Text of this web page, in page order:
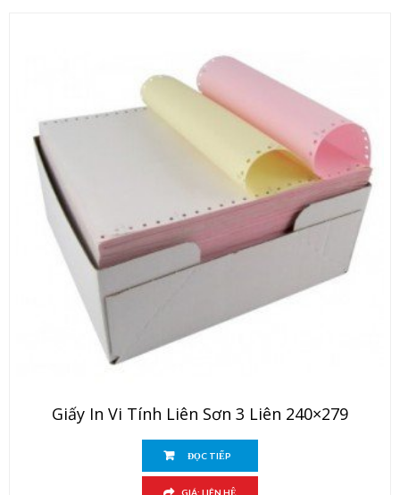
Giấy In Vi Tính Liên Sơn 3 Liên 240×279
ĐỌC TIẾP
GIÁ: LIÊN HỆ